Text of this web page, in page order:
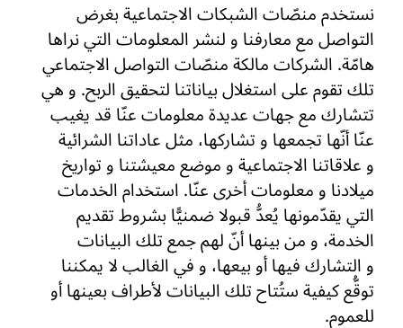
نستخدم منصّات الشبكات الاجتماعية بغرض
التواصل مع معارفنا و لنشر المعلومات التي نراها
هامّة. الشركات مالكة منصّات التواصل الاجتماعي
تلك تقوم على استغلال بياناتنا لتحقيق الربح. و هي
تتشارك مع جهات عديدة معلومات عنّا قد يغيب
عنّا أنّها تجمعها و تشاركها، مثل عاداتنا الشرائية
و علاقاتنا الاجتماعية و موضع معيشتنا و تواريخ
ميلادنا و معلومات أخرى عنّا. استخدام الخدمات
التي يقدّمونها يُعدُّ قبولا ضمنيًّا بشروط تقديم
الخدمة، و من بينها أنّ لهم جمع تلك البيانات
و التشارك فيها أو بيعها، و في الغالب لا يمكننا
توقُّع كيفية ستُتاح تلك البيانات لأطراف بعينها أو
للعموم.